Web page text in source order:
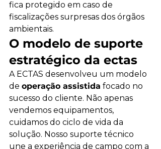
fica protegido em caso de
fiscalizações surpresas dos órgãos
ambientais.
O modelo de suporte
estratégico da ectas
A ECTAS desenvolveu um modelo
de operação assistida focado no
sucesso do cliente. Não apenas
vendemos equipamentos,
cuidamos do ciclo de vida da
solução. Nosso suporte técnico
une a experiência de campo com a